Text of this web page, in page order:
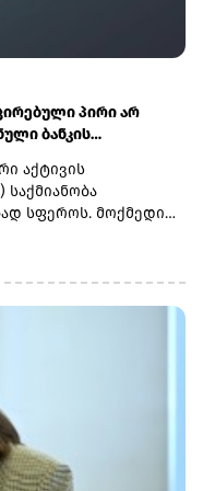
პირი არ
ბანკის
აქტივის
საქმიანობა
სფეროს. მოქმედი
უნდა
საქართველოს
რომ აშშ-ის
სუბიექტს -
აქტივის
თაობაზე
არ მოუმართავს და
ის მიერ
რეესტრის
გაუქმებული